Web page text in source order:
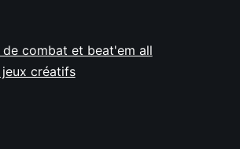
combat et beat'em all
créatifs